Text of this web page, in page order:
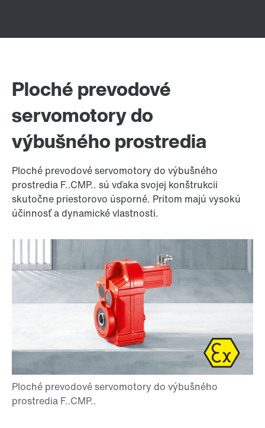
Ploché prevodové
servomotory do
výbušného prostredia
Ploché prevodové servomotory do výbušného
prostredia F..CMP.. sú vďaka svojej konštrukcii
skutočne priestorovo úsporné. Pritom majú vysokú
účinnosť a dynamické vlastnosti.